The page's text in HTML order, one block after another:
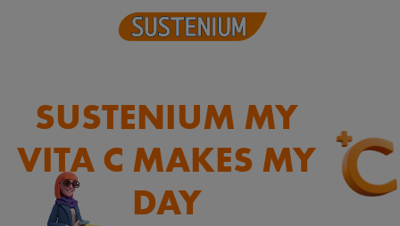
SUSTENIUM MY
VITA C MAKES MY
DAY